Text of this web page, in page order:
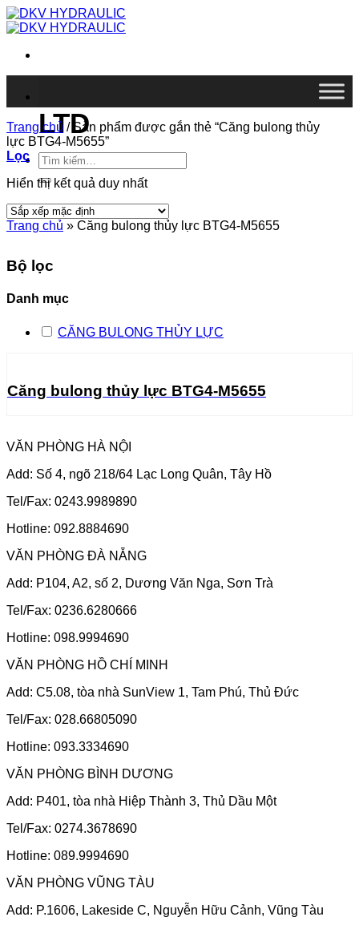
Chuyển
đến
dung
LTD
Tìm
kiếm:
Trang chủ /Sản phẩm được gắn thẻ “Căng bulong thủy
lực BTG4-M5655”
Lọc
Hiển thị kết quả duy nhất
Trang chủ » Căng bulong thủy lực BTG4-M5655
Bộ lọc
Danh mục
CĂNG BULONG THỦY LỰC
Căng bulong thủy lực BTG4-M5655
VĂN PHÒNG HÀ NỘI
Add: Số 4, ngõ 218/64 Lạc Long Quân, Tây Hồ
Tel/Fax: 0243.9989890
Hotline: 092.8884690
VĂN PHÒNG ĐÀ NẴNG
Add: P104, A2, số 2, Dương Văn Nga, Sơn Trà
Tel/Fax: 0236.6280666
Hotline: 098.9994690
VĂN PHÒNG HỒ CHÍ MINH
Add: C5.08, tòa nhà SunView 1, Tam Phú, Thủ Đức
Tel/Fax: 028.66805090
Hotline: 093.3334690
VĂN PHÒNG BÌNH DƯƠNG
Add: P401, tòa nhà Hiệp Thành 3, Thủ Dầu Một
Tel/Fax: 0274.3678690
Hotline: 089.9994690
VĂN PHÒNG VŨNG TÀU
Add: P.1606, Lakeside C, Nguyễn Hữu Cảnh, Vũng Tàu